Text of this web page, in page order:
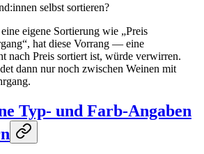
selbst sortieren?
eigene Sortierung wie „Preis
hat diese Vorrang — eine
nach Preis sortiert ist, würde verwirren.
dann nur noch zwischen Weinen mit
Typ- und Farb-Angaben